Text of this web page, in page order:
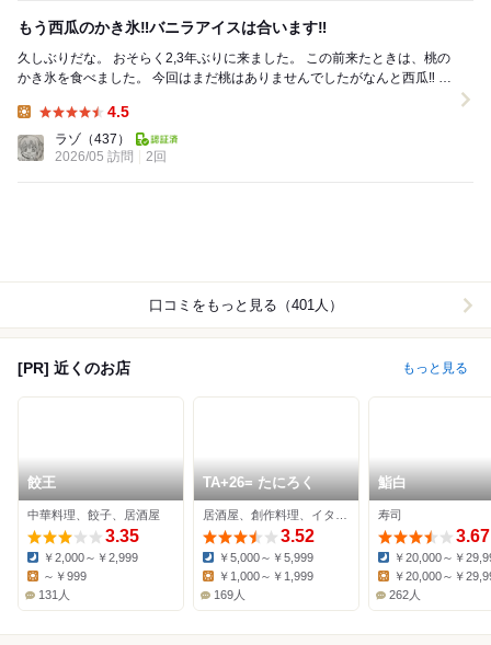
もう西瓜のかき氷‼️バニラアイスは合います‼️
久しぶりだな。 おそらく2,3年ぶりに来ました。 この前来たときは、桃の
かき氷を食べました。 今回はまだ桃はありませんでしたがなんと西瓜‼️ こ
4.5
ラゾ （437）
2026/05 訪問
2回
口コミをもっと見る（401人）
[PR] 近くのお店 もっと見る
餃王
中華料理、餃子、居酒屋
3.35
Dinner:
￥2,000～￥2,999
～￥999
131人
TA+26= たにろく
3.52
Dinner:
￥5,000～￥5,999
￥1,000～￥1,999
169人
鮨白
寿司
3.67
Dinner:
￥20,000～￥
￥20,000～￥
262人